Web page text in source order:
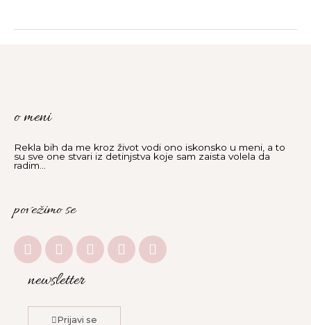
o meni
Rekla bih da me kroz život vodi ono iskonsko u meni, a to
su sve one stvari iz detinjstva koje sam zaista volela da
radim...
povežimo se
I
n
t
g
F
a
c
e
o
Y
o
b
L
i
d
E
n
newsletter
Prijavi se